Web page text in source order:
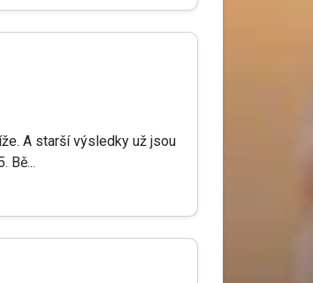
A starší výsledky už jsou
Bě...